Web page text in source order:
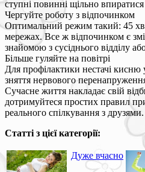
ступні повинні щільно
Чергуйте роботу з відпочинком
Оптимальний режим такий: 45
мережах. Все ж відпочинком є
знайомою з сусіднього відділу
Більше гуляйте на повітрі
Для профілактики нестачі кисню
зняття нервового
Сучасне життя накладає свій
дотримуйтеся простих правил
реального спілкування з
Статті з цієї категорії:
Дуже вчасно